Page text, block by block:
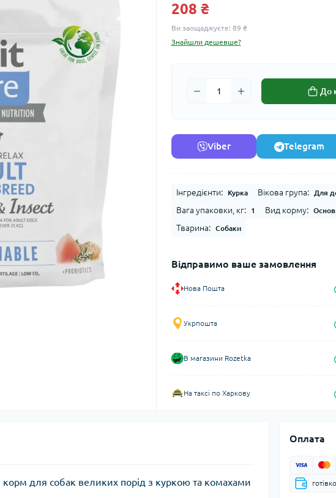
208 ₴
Ви заощаджуєте: 89 ₴
Знайшли дешевше?
До
Viber Telegram
Інгредієнти: Курка Вікова група: Для
Вага упаковки, кг: 1 Вид корму:
Тварина: Собаки
Відправимо ваше замовлення
Нова Пошта
Укрпошта
В магазини Rozetka
На таксі по Харкову
Оплата
для собак великих порід з куркою та комахами